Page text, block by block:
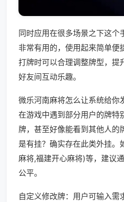
同时应用在很多场景之下这个
非常有用的，使用起来简单便
打牌时可以合理调整牌型，提
好友间互动乐趣。
微乐河南麻将怎么让系统给你
在游戏中遇到部分用户的牌特
牌，甚至好像能看到其他人的
是有挂？确实存在此类外挂。
麻将,福建开心麻将)等，建议
公平。
自定义修改牌：用户可输入需